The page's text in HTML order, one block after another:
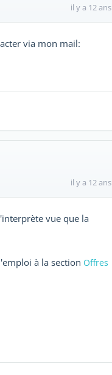
il y a 12 ans
via mon mail:
il y a 12 ans
vue que la
à la section Offres